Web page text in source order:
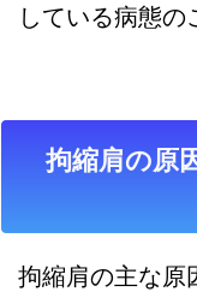
している病態の
拘縮肩の原
拘縮肩の主な原